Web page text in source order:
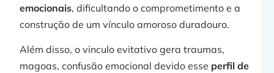
emocionais, dificultando o comprometimento e a
construção de um vínculo amoroso duradouro.
Além disso, o vinculo evitativo gera traumas,
magoas, confusão emocional devido esse perfil de